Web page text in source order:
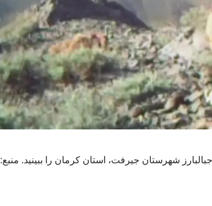
شهرستان جیرفت، استان کرمان را ببینید. منبع: